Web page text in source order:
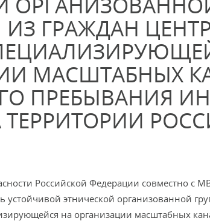
ГРАЖДАН
МАСШТАБНЫХ
ПРЕБЫВАНИЯ
Российской Федерации совместно с
устойчивой этнической организованной
на организации масштабных